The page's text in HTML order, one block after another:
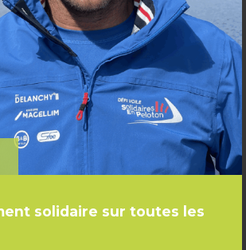
solidaire sur toutes les